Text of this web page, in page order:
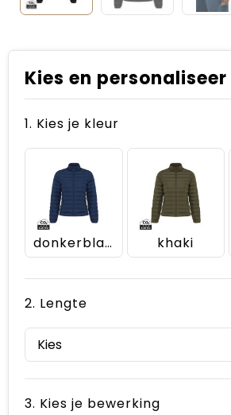
Kies en personaliseer
1. Kies je kleur
donkerblauw khaki
2. Lengte
3. Kies je bewerking